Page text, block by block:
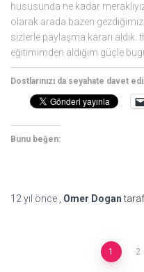
hususunda ne kadar
olarak arada bazen
sizlerle paylaşma kararı aldık.
eğitimimden aldığım güçle
Dostlarınızı da seyahate davet
Bunu beğen:
12 yıl önce , Omer Dogan
1 2